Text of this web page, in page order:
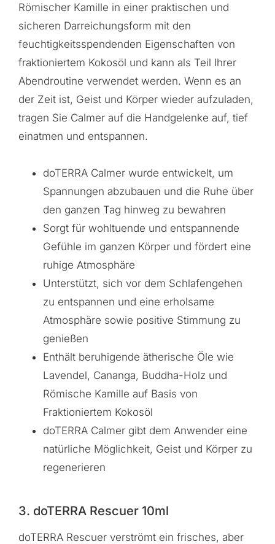
Römischer Kamille in einer praktischen und
sicheren Darreichungsform mit den
feuchtigkeitsspendenden Eigenschaften von
fraktioniertem Kokosöl und kann als Teil Ihrer
Abendroutine verwendet werden. Wenn es an
der Zeit ist, Geist und Körper wieder aufzuladen,
tragen Sie Calmer auf die Handgelenke auf, tief
einatmen und entspannen.
doTERRA Calmer wurde entwickelt, um
Spannungen abzubauen und die Ruhe über
den ganzen Tag hinweg zu bewahren
Sorgt für wohltuende und entspannende
Gefühle im ganzen Körper und fördert eine
ruhige Atmosphäre
Unterstützt, sich vor dem Schlafengehen
zu entspannen und eine erholsame
Atmosphäre sowie positive Stimmung zu
genießen
Enthält beruhigende ätherische Öle wie
Lavendel, Cananga, Buddha-Holz und
Römische Kamille auf Basis von
Fraktioniertem Kokosöl
doTERRA Calmer gibt dem Anwender eine
natürliche Möglichkeit, Geist und Körper zu
regenerieren
3. doTERRA Rescuer 10ml
doTERRA Rescuer verströmt ein frisches, aber